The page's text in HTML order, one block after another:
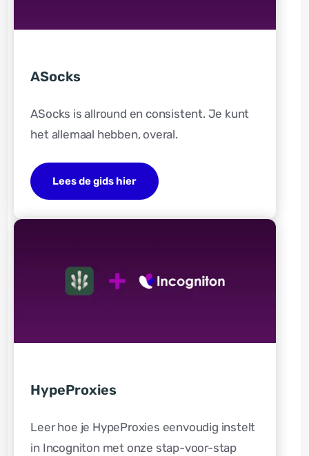
ASocks
ASocks is allround en consistent. Je kunt
het allemaal hebben, overal.
Lees de gids hier
HypeProxies
Leer hoe je HypeProxies eenvoudig instelt
in Incogniton met onze stap-voor-stap